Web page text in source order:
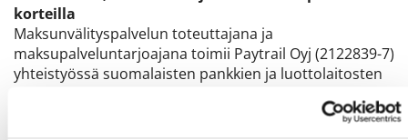
korteilla
Maksunvälityspalvelun toteuttajana ja
maksupalveluntarjoajana toimii Paytrail Oyj (2122839-7)
yhteistyössä suomalaisten pankkien ja luottolaitosten
tehtävissä maksuissa Paytrail Oyj näkyy maksun